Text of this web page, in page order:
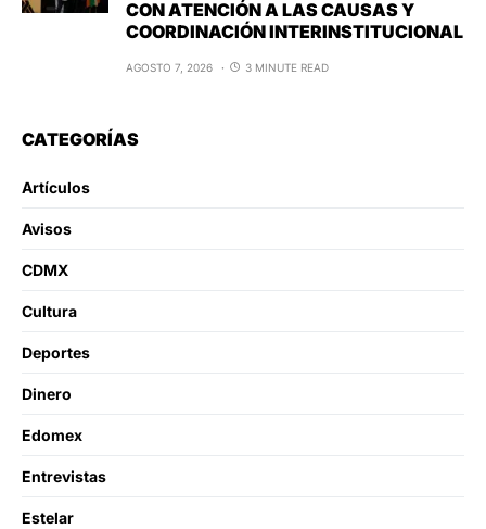
CON ATENCIÓN A LAS CAUSAS Y
COORDINACIÓN INTERINSTITUCIONAL
AGOSTO 7, 2026 3 MINUTE READ
CATEGORÍAS
Artículos
Avisos
CDMX
Cultura
Deportes
Dinero
Edomex
Entrevistas
Estelar